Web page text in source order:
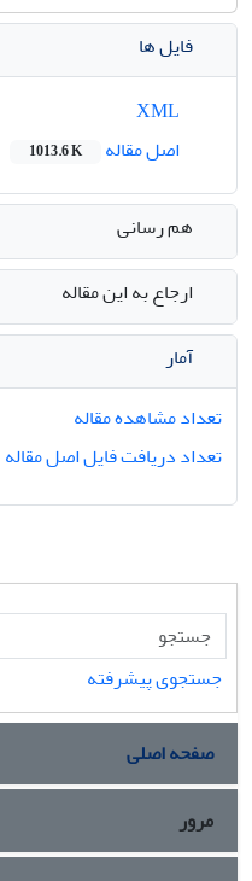
فایل ها
اصل مقاله
1013.6 K
هم رسانی
ارجاع به این مقاله
آمار
تعداد مشاهده مقاله
تعداد دریافت فایل اصل مقاله
جستجوی پیشرفته
صفحه اصلی
مرور